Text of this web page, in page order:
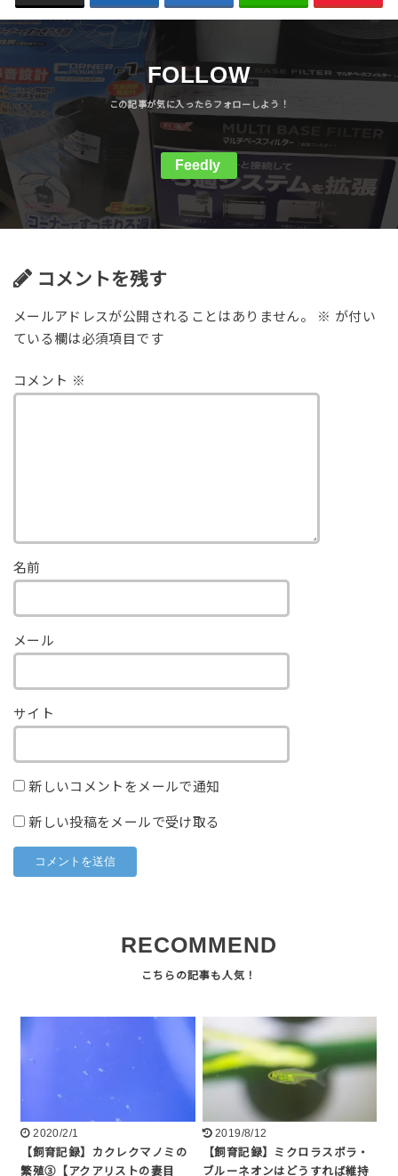
FOLLOW
Feedly
コメントを残す
メールアドレスが公開されることはありません。 ※ が付い
ている欄は必須項目です
コメント ※
名前
メール
サイト
新しいコメントをメールで通知
新しい投稿をメールで受け取る
RECOMMEND
2020/2/1
【飼育記録】カクレクマノミの
繁殖③【アクアリストの妻目
2019/8/12
【飼育記録】ミクロラスボラ・
ブルーネオンはどうすれば維持